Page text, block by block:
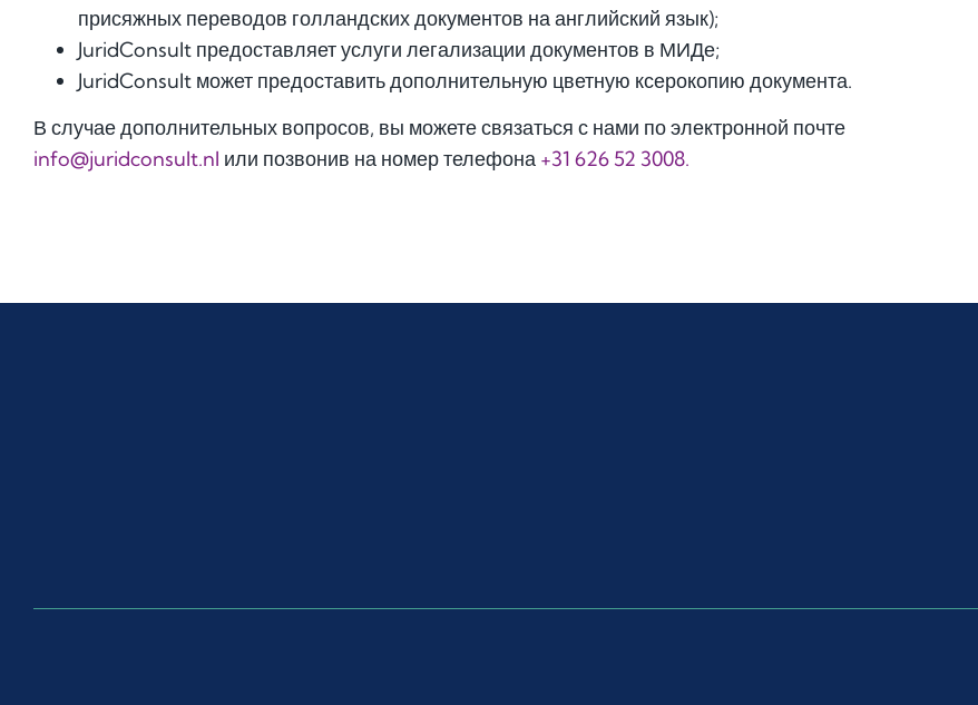
присяжных переводов голландских документов на английский язык);
JuridConsult предоставляет услуги легализации документов в МИДе;
JuridConsult может предоставить дополнительную цветную ксерокопию документа.
В случае дополнительных вопросов, вы можете связаться с нами по электронной почте
info@juridconsult.nl или позвонив на номер телефона +31 626 52 3008.